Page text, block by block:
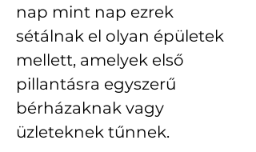
nap mint nap ezrek
sétálnak el olyan épületek
mellett, amelyek első
pillantásra egyszerű
bérházaknak vagy
üzleteknek tűnnek.